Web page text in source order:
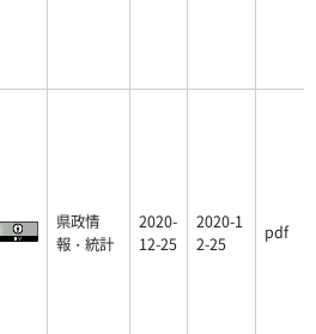
県政情
報・統計
2020-
12-25
2020-1
2-25
pdf